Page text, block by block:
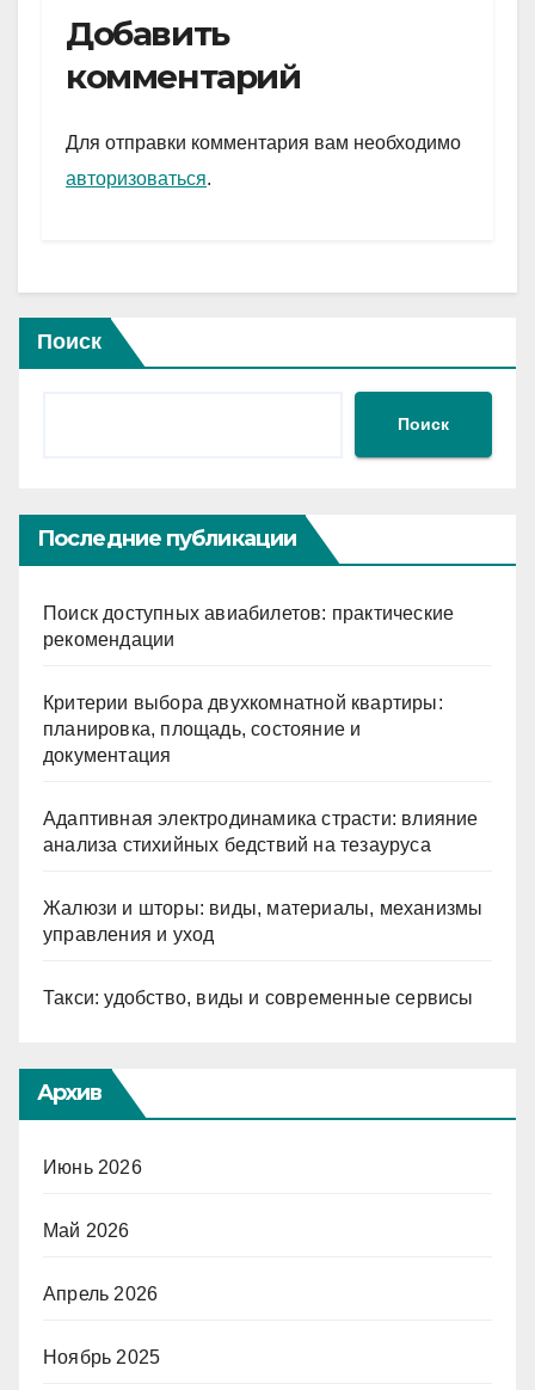
e
gr
a
m
er
s
A
p
и
Добавить
комментарий
Для отправки комментария вам необходимо
авторизоваться.
Поиск
Поиск
Последние публикации
Поиск доступных авиабилетов: практические
рекомендации
Критерии выбора двухкомнатной квартиры:
планировка, площадь, состояние и
документация
Адаптивная электродинамика страсти: влияние
анализа стихийных бедствий на тезауруса
Жалюзи и шторы: виды, материалы, механизмы
управления и уход
Такси: удобство, виды и современные сервисы
Архив
Июнь 2026
Май 2026
Апрель 2026
Ноябрь 2025